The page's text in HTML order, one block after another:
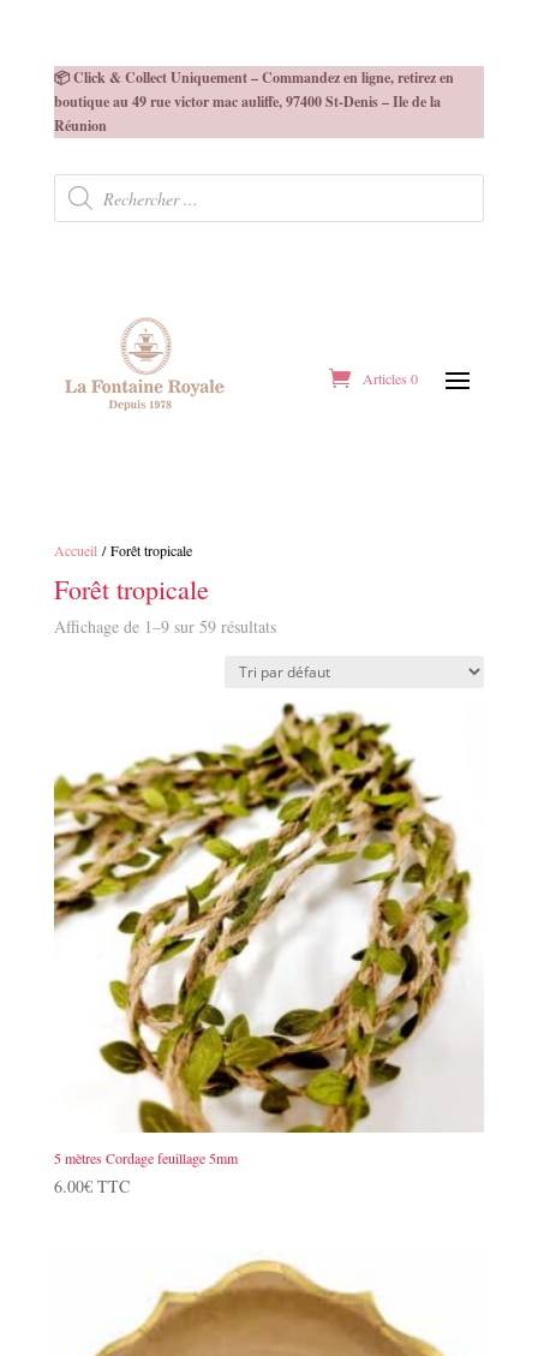
📦 Click & Collect Uniquement – Commandez en ligne, retirez en
boutique au 49 rue victor mac auliffe, 97400 St-Denis – Ile de la
Réunion
Recherche
produits
Articles 0
Accueil / Forêt tropicale
Forêt tropicale
Affichage de 1–9 sur 59 résultats
5 mètres Cordage feuillage 5mm
6.00€ TTC